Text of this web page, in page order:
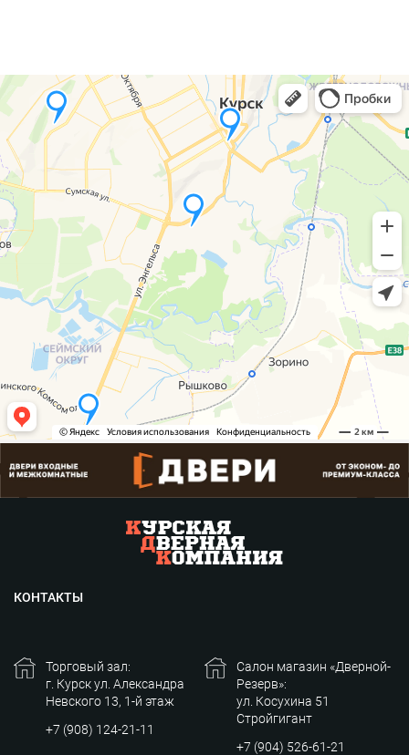
КОНТАКТЫ
Торговый зал:
г. Курск ул. Александра
Невского 13, 1-й этаж
+7 (908) 124-21-11
Салон магазин «Дверной-
Резерв»:
ул. Косухина 51
Стройгигант
+7 (904) 526-61-21